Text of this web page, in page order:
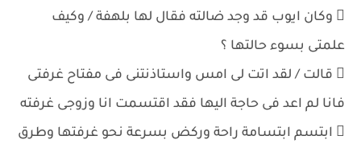
 وكان ايوب قد وجد ضالته فقال لها بلهفة / وكيف
علمتى بسوء حالتها ؟
 قالت / لقد اتت لى امس واستاذنتنى فى مفتاح غرفتى
فانا لم اعد فى حاجة اليها فقد اقتسمت انا وزوجى غرفته
 ابتسم ابتسامة راحة وركض بسرعة نحو غرفتها وطرق